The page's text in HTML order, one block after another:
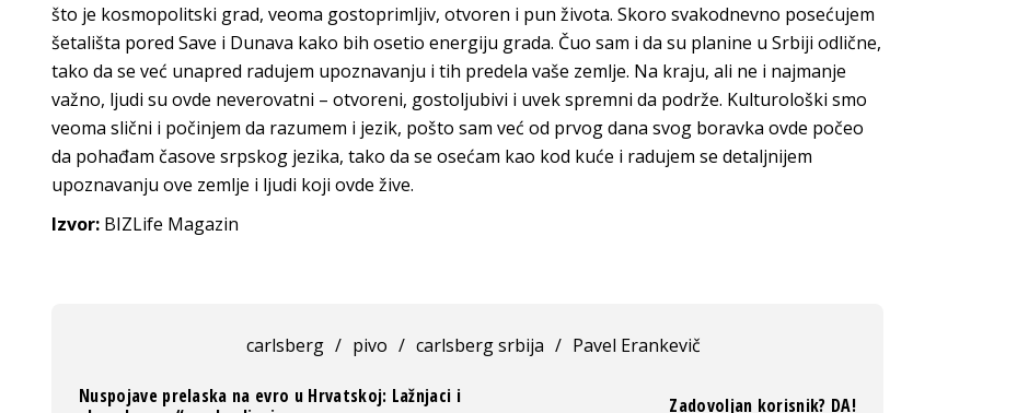
što je kosmopolitski grad, veoma gostoprimljiv, otvoren i pun života. Skoro svakodnevno posećujem
šetališta pored Save i Dunava kako bih osetio energiju grada. Čuo sam i da su planine u Srbiji odlične,
tako da se već unapred radujem upoznavanju i tih predela vaše zemlje. Na kraju, ali ne i najmanje
važno, ljudi su ovde neverovatni – otvoreni, gostoljubivi i uvek spremni da podrže. Kulturološki smo
veoma slični i počinjem da razumem i jezik, pošto sam već od prvog dana svog boravka ovde počeo
da pohađam časove srpskog jezika, tako da se osećam kao kod kuće i radujem se detaljnijem
upoznavanju ove zemlje i ljudi koji ovde žive.
Izvor: BIZLife Magazin
carlsberg / pivo / carlsberg srbija / Pavel Erankevič
Nuspojave prelaska na evro u Hrvatskoj: Lažnjaci i
Zadovoljan korisnik? DA!